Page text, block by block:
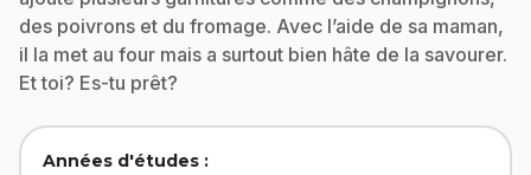
des poivrons et du fromage. Avec l’aide de sa maman,
il la met au four mais a surtout bien hâte de la savourer.
Et toi? Es-tu prêt?
Années d'études :